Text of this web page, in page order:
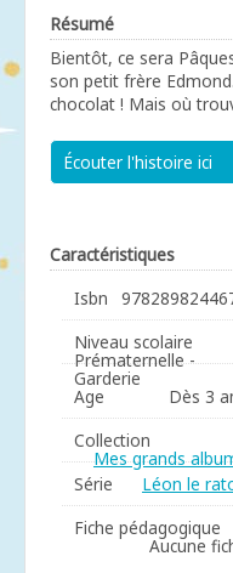
Résumé
Bientôt, ce sera
son petit frère
chocolat ! Mais où
Écouter l'histoire ici
Caractéristiques
Isbn
Niveau scolaire
Prématernelle -
Garderie
Age
Dès 3
Collection
Mes grands
Série
Léon le
Fiche pédagogique
Aucune